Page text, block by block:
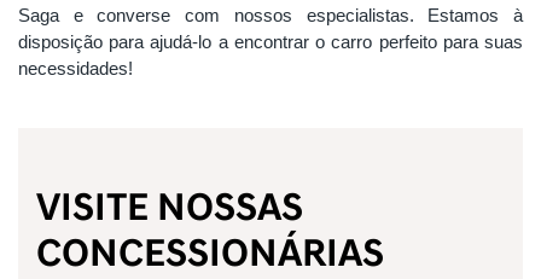
Saga e converse com nossos especialistas. Estamos à
disposição para ajudá-lo a encontrar o carro perfeito para suas
necessidades!
VISITE NOSSAS
CONCESSIONÁRIAS